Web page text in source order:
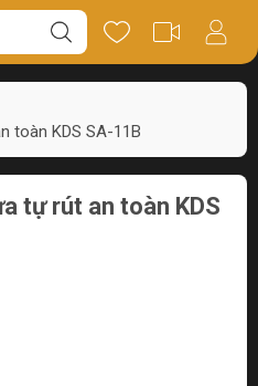
toàn KDS SA-11B
Thông số Review
tự rút an toàn KDS